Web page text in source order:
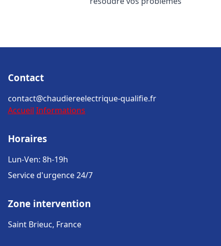
Contact
contact@chaudiereelectrique-qualifie.fr
Accueil Informations
Horaires
Lun-Ven: 8h-19h
Service d'urgence 24/7
Zone intervention
Saint Brieuc, France